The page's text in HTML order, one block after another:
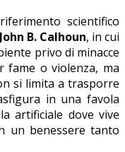
scientifico
John B. Calhoun, in cui
privo di minacce
fame o violenza, ma
si limita a trasporre
in una favola
artificiale dove vive
un benessere tanto